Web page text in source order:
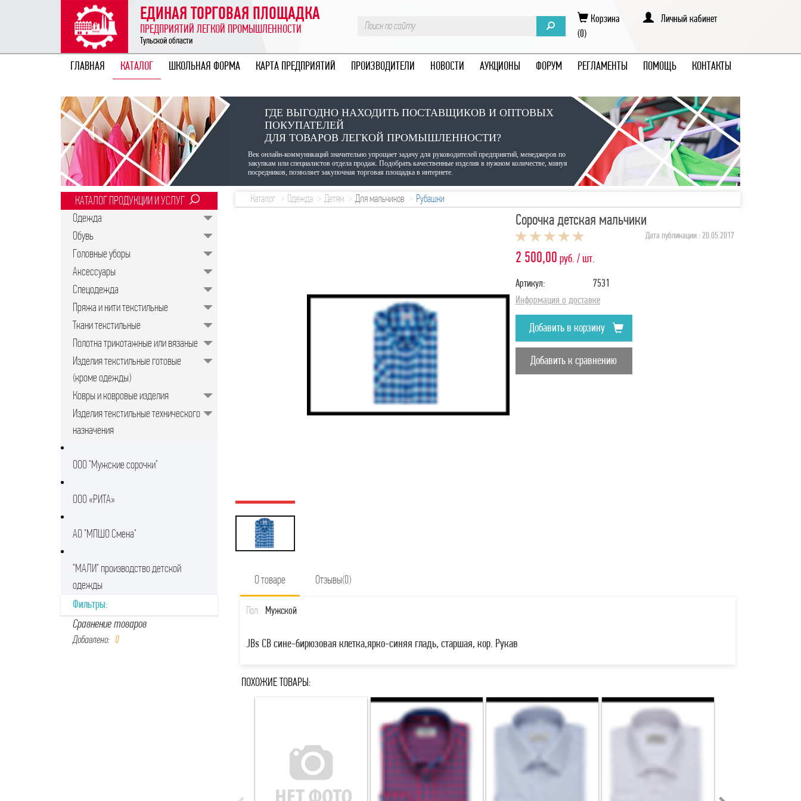
ЕДИНАЯ ТОРГОВАЯ ПЛОЩАДКА
ПРЕДПРИЯТИЙ ЛЕГКОЙ ПРОМЫШЛЕННОСТИ
Тульской области
Корзина
(0)
Личный кабинет
ГЛАВНАЯ КАТАЛОГ ШКОЛЬНАЯ ФОРМА КАРТА ПРЕДПРИЯТИЙ ПРОИЗВОДИТЕЛИ НОВОСТИ АУКЦИОНЫ ФОРУМ РЕГЛАМЕНТЫ ПОМОЩЬ КОНТАКТЫ
ГДЕ ВЫГОДНО НАХОДИТЬ ПОСТАВЩИКОВ И ОПТОВЫХ
ПОКУПАТЕЛЕЙ
ДЛЯ ТОВАРОВ ЛЕГКОЙ ПРОМЫШЛЕННОСТИ?
Век онлайн-коммуникаций значительно упрощает задачу для руководителей предприятий, менеджеров по
закупкам или специалистов отдела продаж. Подобрать качественные изделия в нужном количестве, минуя
посредников, позволяет закупочная торговая площадка в интернете.
КАТАЛОГ ПРОДУКЦИИ И УСЛУГ
Одежда
Обувь
Головные уборы
Аксессуары
Спецодежда
Пряжа и нити текстильные
Ткани текстильные
Полотна трикотажные или вязаные
Изделия текстильные готовые
(кроме одежды)
Ковры и ковровые изделия
Изделия текстильные технического
назначения
ООО "Мужские сорочки"
ООО «РИТА»
АО "МПШО Смена"
"МАЛИ" производство детской
одежды
Фильтры:
Сравнение товаров
Добавлено: 0
Каталог Одежда Детям Для мальчиков Рубашки
Сорочка детская мальчики
Дата публикации : 20.05.2017
2 500,00 руб. / шт.
Артикул:
7531
Информация о доставке
Добавить в корзину
Добавить к сравнению
О товаре Отзывы(0)
Пол: Мужской
JBs CB сине-бирюзовая клетка,ярко-синяя гладь, старшая, кор. Рукав
ПОХОЖИЕ ТОВАРЫ: